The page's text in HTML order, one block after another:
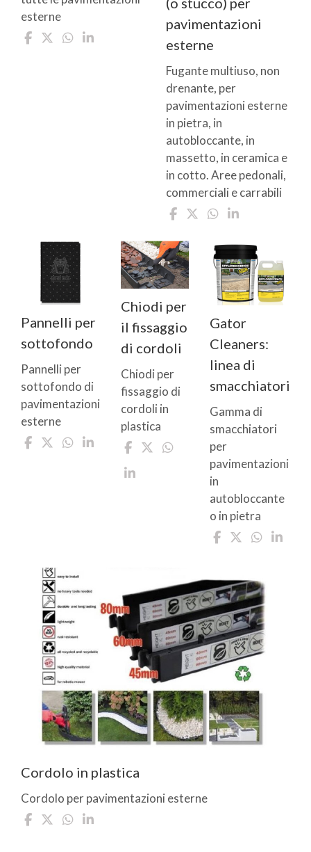
esterne
pavimentazioni
esterne
Fugante multiuso, non
drenante, per
pavimentazioni esterne
in pietra, in
autobloccante, in
massetto, in ceramica e
in cotto. Aree pedonali,
commerciali e carrabili
Pannelli per
sottofondo
Pannelli per
sottofondo di
pavimentazioni
esterne
Chiodi per
il fissaggio
di cordoli
Chiodi per
fissaggio di
cordoli in
plastica
Gator
Cleaners:
linea di
smacchiatori
Gamma di
smacchiatori
per
pavimentazioni
in
autobloccante
o in pietra
Cordolo in plastica
Cordolo per pavimentazioni esterne